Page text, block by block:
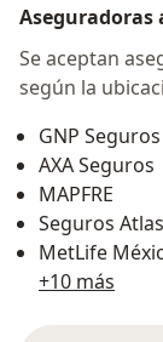
Aseguradoras
Se aceptan
según la
GNP Seguros
AXA Seguros
MAPFRE
Seguros Atlas
MetLife
+10 más